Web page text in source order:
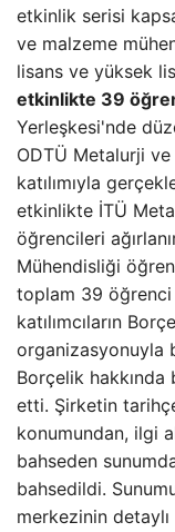
etkinlik serisi
ve malzeme
lisans ve yüksek
etkinlikte 39
Yerleşkesi'nde
ODTÜ Metalurji
katılımıyla
etkinlikte İTÜ
öğrencileri
Mühendisliği
toplam 39 öğrenci
katılımcıların
organizasyonuyla
Borçelik
etti. Şirketin
konumundan, ilgi
bahseden
bahsedildi.
merkezinin